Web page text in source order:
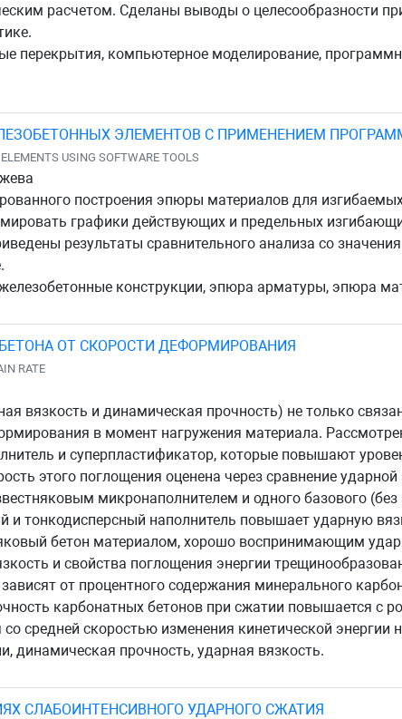
расчетом. Сделаны выводы о целесообразности
перекрытия, компьютерное моделирование,
ЭЛЕМЕНТОВ С ПРИМЕНЕНИЕМ
USING SOFTWARE TOOLS
построения эпюры материалов для
графики действующих и предельных
результаты сравнительного анализа со
конструкции, эпюра арматуры, эпюра
ОТ СКОРОСТИ ДЕФОРМИРОВАНИЯ
RATE
вязкость и динамическая прочность) не только
в момент нагружения материала.
и суперпластификатор, которые повышают
этого поглощения оценена через сравнение ударной
микронаполнителем и одного базового
и тонкодисперсный наполнитель повышает ударную
бетон материалом, хорошо воспринимающим
и свойства поглощения энергии
от процентного содержания минерального
карбонатных бетонов при сжатии повышается с
средней скоростью изменения кинетической энергии
динамическая прочность, ударная вязкость.
СЛАБОИНТЕНСИВНОГО УДАРНОГО СЖАТИЯ